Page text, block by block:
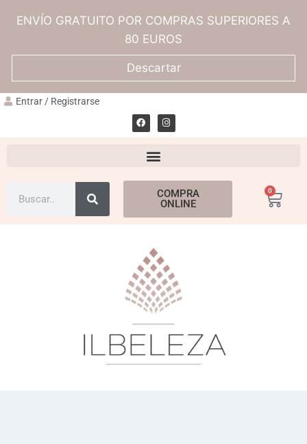
ENVÍO GRATUITO POR COMPRAS SUPERIORES A
80 EUROS
Descartar
Entrar / Registrarse
COMPRA
ONLINE
0